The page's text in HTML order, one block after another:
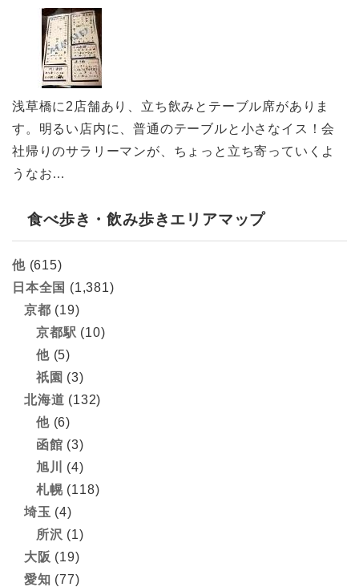
浅草橋に2店舗あり、立ち飲みとテーブル席がありま
す。明るい店内に、普通のテーブルと小さなイス！会
社帰りのサラリーマンが、ちょっと立ち寄っていくよ
うなお…
食べ歩き・飲み歩きエリアマップ
他(615)
日本全国 (1,381)
京都 (19)
京都駅 (10)
他(5)
祇園 (3)
北海道 (132)
他(6)
函館 (3)
旭川
(4)
札幌(118)
埼玉 (4)
所沢 (1)
大阪 (19)
愛知 (77)